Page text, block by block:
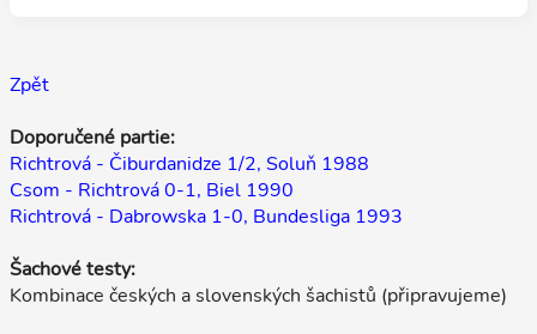
Zpět
Doporučené partie:
Richtrová - Čiburdanidze 1/2, Soluň 1988
Csom - Richtrová 0-1, Biel 1990
Richtrová - Dabrowska 1-0, Bundesliga 1993
Šachové testy:
Kombinace českých a slovenských šachistů (připravujeme)